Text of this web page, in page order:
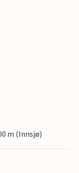
m (Innsjø)